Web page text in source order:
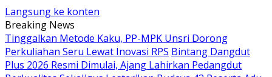
Langsung ke konten
Breaking News
Tinggalkan Metode Kaku, PP-MPK Unsri Dorong
Perkuliahan Seru Lewat Inovasi RPS Bintang Dangdut
Plus 2026 Resmi Dimulai, Ajang Lahirkan Pedangdut